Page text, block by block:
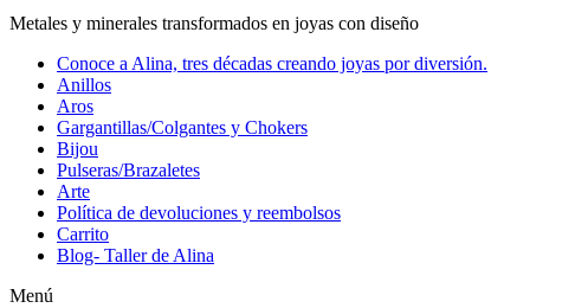
Metales y minerales transformados en joyas con diseño
Conoce a Alina, tres décadas creando joyas por diversión.
Anillos
Aros
Gargantillas/Colgantes y Chokers
Bijou
Pulseras/Brazaletes
Arte
Política de devoluciones y reembolsos
Carrito
Blog- Taller de Alina
Menú